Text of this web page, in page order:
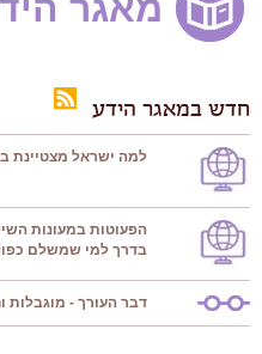
חדש במאגר הידע
למה ישראל מצטיינת
הפעוטות במעונות
בדרך למי שמשלם
דבר העורך - מוגבלות